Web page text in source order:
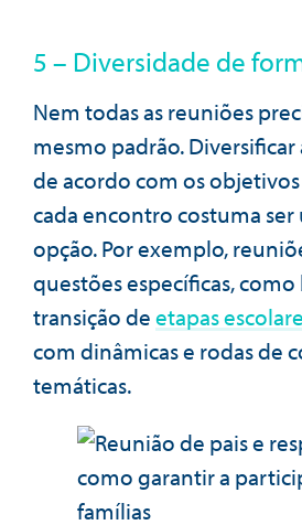
5 – Diversidade de
Nem todas as reuniões
mesmo padrão.
de acordo com os
cada encontro costuma
opção. Por exemplo,
questões específicas,
transição deetapas
com dinâmicas e rodas de
temáticas.